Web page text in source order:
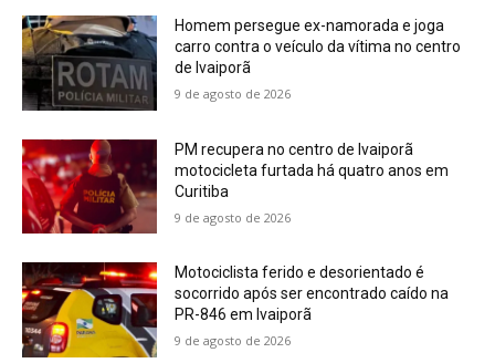
Homem persegue ex-namorada e joga
carro contra o veículo da vítima no centro
de Ivaiporã
9 de agosto de 2026
PM recupera no centro de Ivaiporã
motocicleta furtada há quatro anos em
Curitiba
9 de agosto de 2026
Motociclista ferido e desorientado é
socorrido após ser encontrado caído na
PR-846 em Ivaiporã
9 de agosto de 2026